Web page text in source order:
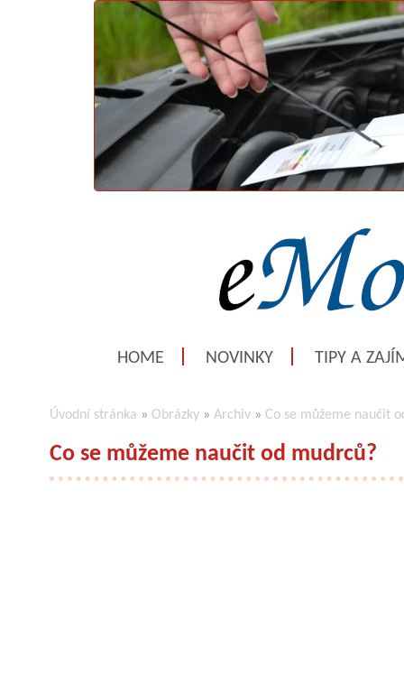
HOME NOVINKY TIPY A
Úvodní stránka » Obrázky » Archiv » Co se můžeme naučit
Co se můžeme naučit od mudrců?